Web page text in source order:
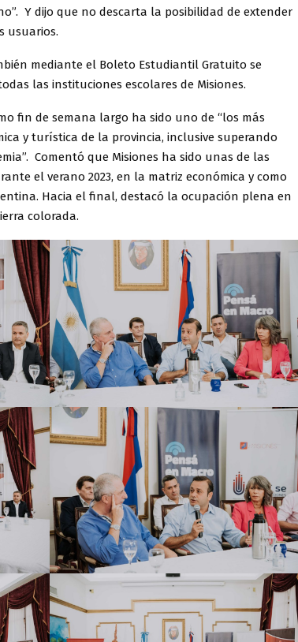
Y dijo que no descarta la posibilidad de extender
usuarios.
mediante el Boleto Estudiantil Gratuito se
las instituciones escolares de Misiones.
fin de semana largo ha sido uno de “los más
y turística de la provincia, inclusive superando
Comentó que Misiones ha sido unas de las
el verano 2023, en la matriz económica y como
Hacia el final, destacó la ocupación plena en
colorada.